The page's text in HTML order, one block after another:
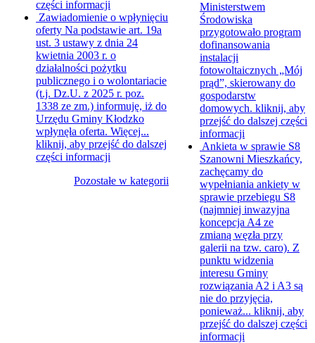
części informacji
Zawiadomienie o wpłynięciu
oferty Na podstawie art. 19a
ust. 3 ustawy z dnia 24
kwietnia 2003 r. o
działalności pożytku
publicznego i o wolontariacie
(t.j. Dz.U. z 2025 r. poz.
1338 ze zm.) informuję, iż do
Urzędu Gminy Kłodzko
wpłynęła oferta. Więcej...
kliknij, aby przejść do dalszej
części informacji
Pozostałe w kategorii
Ministerstwem
Środowiska
przygotowało program
dofinansowania
instalacji
fotowoltaicznych „Mój
prąd”, skierowany do
gospodarstw
domowych. kliknij, aby
przejść do dalszej części
informacji
Ankieta w sprawie S8
Szanowni Mieszkańcy,
zachęcamy do
wypełniania ankiety w
sprawie przebiegu S8
(najmniej inwazyjna
koncepcja A4 ze
zmianą węzła przy
galerii na tzw. caro). Z
punktu widzenia
interesu Gminy
rozwiązania A2 i A3 są
nie do przyjęcia,
ponieważ... kliknij, aby
przejść do dalszej części
informacji